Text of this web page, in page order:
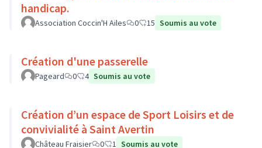
handicap.
Association Coccin'H Ailes 0 15 Soumis au vote
Création d'une passerelle
Pageard 0 4 Soumis au vote
Création d’un espace de Sport Loisirs et de
convivialité à Saint Avertin
Château Fraisier 0 1 Soumis au vote